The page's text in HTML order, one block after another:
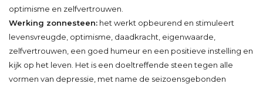
optimisme en zelfvertrouwen.
Werking zonnesteen: het werkt opbeurend en stimuleert
levensvreugde, optimisme, daadkracht, eigenwaarde,
zelfvertrouwen, een goed humeur en een positieve instelling en
kijk op het leven. Het is een doeltreffende steen tegen alle
vormen van depressie, met name de seizoensgebonden